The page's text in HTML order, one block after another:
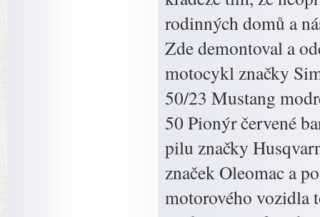
rodinných domů a
Zde demontoval a
motocykl značky
50/23 Mustang
50 Pionýr červené
pilu značky
značek Oleomac a
motorového vozidla